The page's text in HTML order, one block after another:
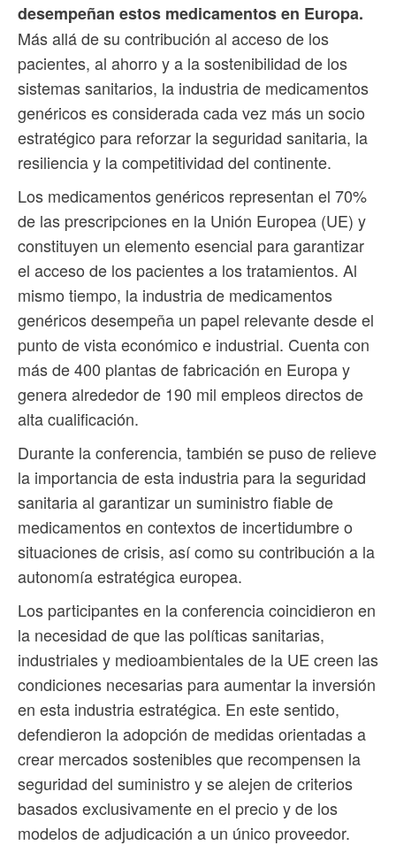
desempeñan estos medicamentos en Europa.
Más allá de su contribución al acceso de los
pacientes, al ahorro y a la sostenibilidad de los
sistemas sanitarios, la industria de medicamentos
genéricos es considerada cada vez más un socio
estratégico para reforzar la seguridad sanitaria, la
resiliencia y la competitividad del continente.
Los medicamentos genéricos representan el 70%
de las prescripciones en la Unión Europea (UE) y
constituyen un elemento esencial para garantizar
el acceso de los pacientes a los tratamientos. Al
mismo tiempo, la industria de medicamentos
genéricos desempeña un papel relevante desde el
punto de vista económico e industrial. Cuenta con
más de 400 plantas de fabricación en Europa y
genera alrededor de 190 mil empleos directos de
alta cualificación.
Durante la conferencia, también se puso de relieve
la importancia de esta industria para la seguridad
sanitaria al garantizar un suministro fiable de
medicamentos en contextos de incertidumbre o
situaciones de crisis, así como su contribución a la
autonomía estratégica europea.
Los participantes en la conferencia coincidieron en
la necesidad de que las políticas sanitarias,
industriales y medioambientales de la UE creen las
condiciones necesarias para aumentar la inversión
en esta industria estratégica. En este sentido,
defendieron la adopción de medidas orientadas a
crear mercados sostenibles que recompensen la
seguridad del suministro y se alejen de criterios
basados exclusivamente en el precio y de los
modelos de adjudicación a un único proveedor.